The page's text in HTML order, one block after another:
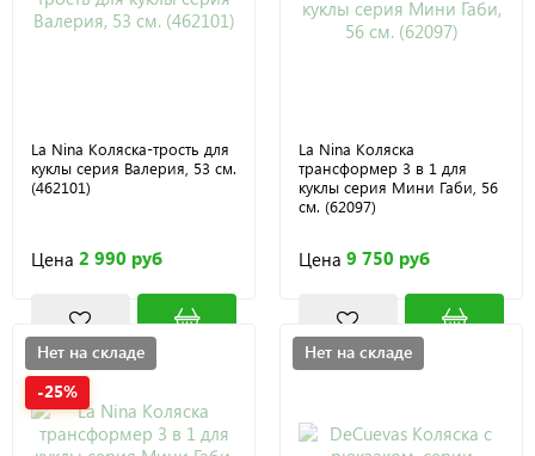
La Nina Коляска-трость для
куклы серия Валерия, 53 см.
(462101)
Цена 2 990 руб
La Nina Коляска
трансформер 3 в 1 для
куклы серия Мини Габи, 56
см. (62097)
Цена 9 750 руб
Нет на складе
-25%
Нет на складе